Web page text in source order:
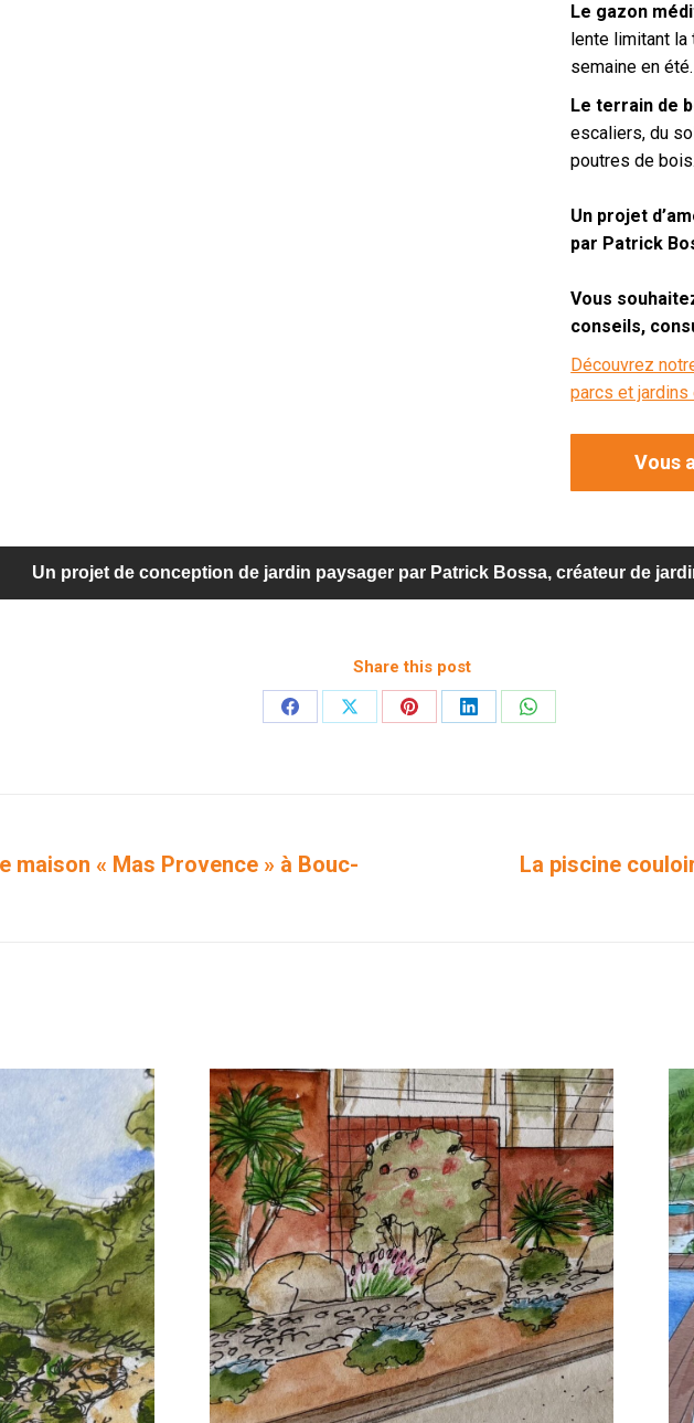
Le gazon
lente limitant la
semaine en
Le terrain de
escaliers, du
poutres de bois.
Un projet
par Patrick
Vous
conseils,
Découvrez
parcs et jardins
Vous
Un projet de conception de jardin paysager par Patrick Bossa, créateur de
Share this post
PartagerPartagerPartagerPartagerPartager
maison « Mas Provence » à Bouc-
La piscine